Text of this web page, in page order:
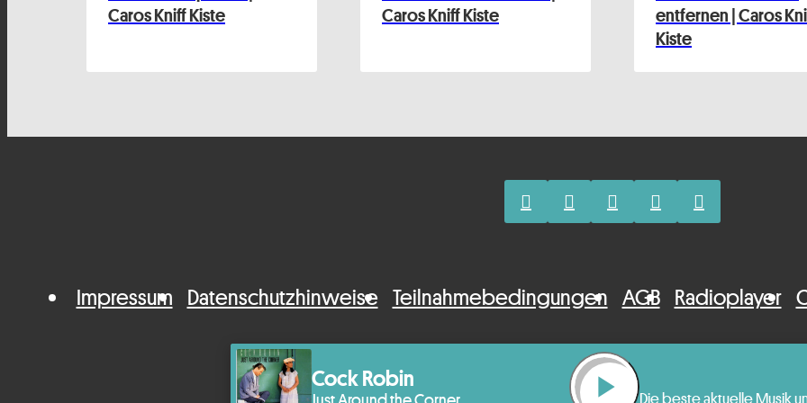
Caros Kniff Kiste
Caros Kniff Kiste
entfernen | Caros
Kiste
Impressum Datenschutzhinweise Teilnahmebedingungen AGB Radioplayer
Cock Robin play_arrow